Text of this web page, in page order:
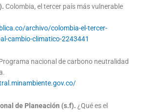
Colombia, el tercer país más vulnerable
archivo/colombia-el-tercer-
cambio-climatico-2243441
nacional de carbono neutralidad
de Planeación (s.f). ¿Qué es el